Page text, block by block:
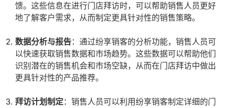
馈。这些信息在进行门店拜访时，可以帮助销售人员更好
地了解客户需求，从而制定更具针对性的销售策略。
数据分析与报告：通过纷享销客的分析功能，销售人员可
以快速获取销售数据和市场趋势。这些数据可以帮助他们
识别潜在的销售机会和市场空缺，从而在门店拜访中做出
更具针对性的产品推荐。
拜访计划制定：销售人员可以利用纷享销客制定详细的门